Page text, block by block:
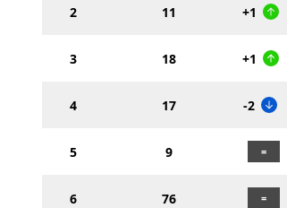
2 11 +1
3 18 +1
4 17 -2
5 9
6 76